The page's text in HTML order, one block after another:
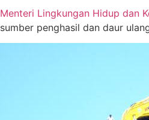
Menteri Lingkungan Hidup dan
sumber penghasil dan daur